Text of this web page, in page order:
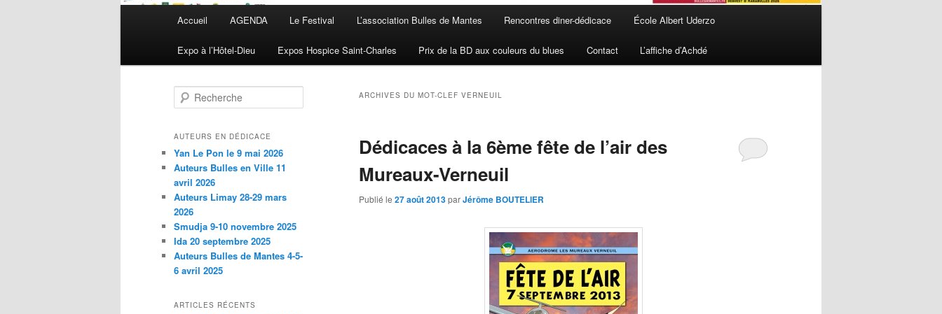
Aller au contenu principal
Aller au contenu secondaire
Accueil AGENDA Le Festival L’association Bulles de Mantes Rencontres diner-dédicace École Albert Uderzo
Expo à l’Hôtel-Dieu Expos Hospice Saint-Charles Prix de la BD aux couleurs du blues Contact L’affiche d’Achdé
ARCHIVES DU MOT-CLEF VERNEUIL
Dédicaces à la 6ème fête de l’air des
Mureaux-Verneuil
Publié le 27 août 2013parJérôme BOUTELIER
Recherche
AUTEURS EN DÉDICACE
Yan Le Pon le 9 mai 2026
Auteurs Bulles en Ville 11
avril 2026
Auteurs Limay 28-29 mars
2026
Smudja 9-10 novembre 2025
Ida 20 septembre 2025
Auteurs Bulles de Mantes 4-5-
6 avril 2025
ARTICLES RÉCENTS